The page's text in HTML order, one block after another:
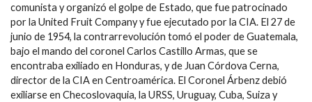
comunista y organizó el golpe de Estado, que fue patrocinado
por la United Fruit Company y fue ejecutado por la CIA. El 27 de
junio de 1954, la contrarrevolución tomó el poder de Guatemala,
bajo el mando del coronel Carlos Castillo Armas, que se
encontraba exiliado en Honduras, y de Juan Córdova Cerna,
director de la CIA en Centroamérica. El Coronel Árbenz debió
exiliarse en Checoslovaquia, la URSS, Uruguay, Cuba, Suiza y